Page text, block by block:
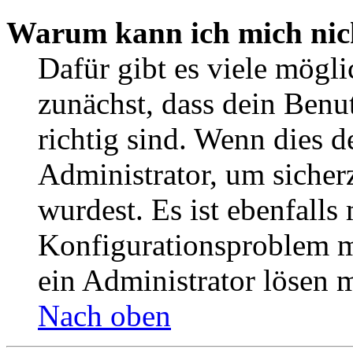
Warum kann ich mich
Dafür gibt es viele
zunächst, dass dein
richtig sind. Wenn dies
Administrator, um
wurdest. Es ist ebenfalls
Konfigurationsproblem
ein Administrator lösen
Nach oben